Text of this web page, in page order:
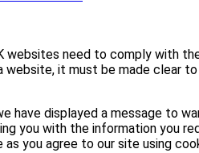
websites need to comply with
website, it must be made clear
have displayed a message to
you with the information you
as you agree to our site using